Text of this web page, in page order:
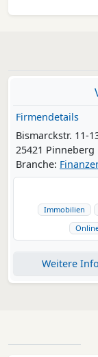
Firmendetails
Bismarckstr. 11-
25421 Pinneberg
Branche:
Immobilien
Weitere